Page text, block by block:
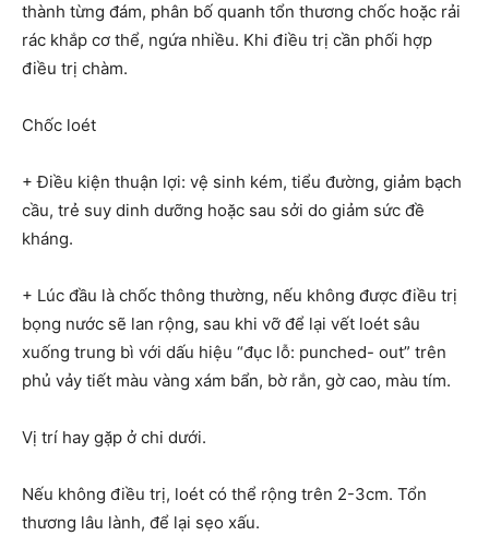
thành từng đám, phân bố quanh tổn thương chốc hoặc rải
rác khắp cơ thể, ngứa nhiều. Khi điều trị cần phối hợp
điều trị chàm.
Chốc loét
+ Điều kiện thuận lợi: vệ sinh kém, tiểu đường, giảm bạch
cầu, trẻ suy dinh dưỡng hoặc sau sởi do giảm sức đề
kháng.
+ Lúc đầu là chốc thông thường, nếu không được điều trị
bọng nước sẽ lan rộng, sau khi vỡ để lại vết loét sâu
xuống trung bì với dấu hiệu “đục lỗ: punched- out” trên
phủ vảy tiết màu vàng xám bẩn, bờ rắn, gờ cao, màu tím.
Vị trí hay gặp ở chi dưới.
Nếu không điều trị, loét có thể rộng trên 2-3cm. Tổn
thương lâu lành, để lại sẹo xấu.